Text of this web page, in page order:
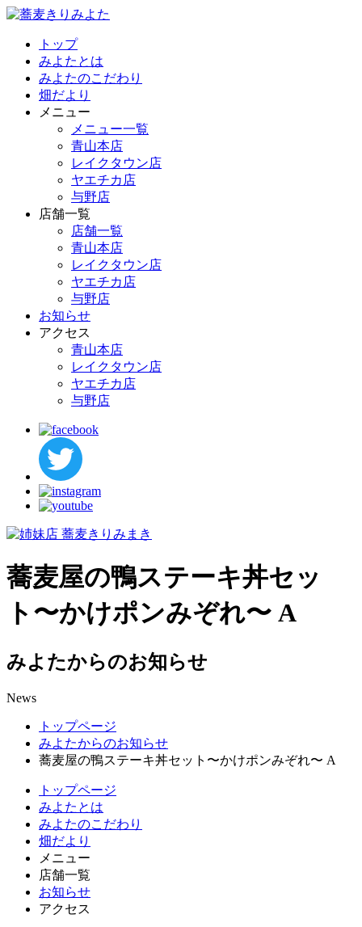
トップ
みよたとは
みよたのこだわり
畑だより
メニュー
メニュー一覧
青山本店
レイクタウン店
ヤエチカ店
与野店
店舗一覧
店舗一覧
青山本店
レイクタウン店
ヤエチカ店
与野店
お知らせ
アクセス
青山本店
レイクタウン店
ヤエチカ店
与野店
蕎麦屋の鴨ステーキ丼セッ
ト〜かけポンみぞれ〜 A
みよたからのお知らせ
News
トップページ
みよたからのお知らせ
蕎麦屋の鴨ステーキ丼セット〜かけポンみぞれ〜 A
トップページ
みよたとは
みよたのこだわり
畑だより
メニュー
店舗一覧
お知らせ
アクセス